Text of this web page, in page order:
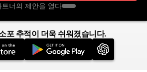
트너의 제안을 열다
포 추적이 더욱 쉬워졌습니다.